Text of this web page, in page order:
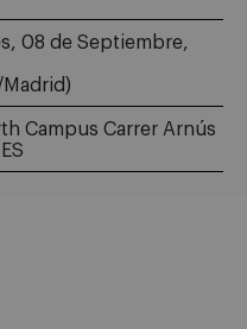
08 de Septiembre,
Campus Carrer Arnús